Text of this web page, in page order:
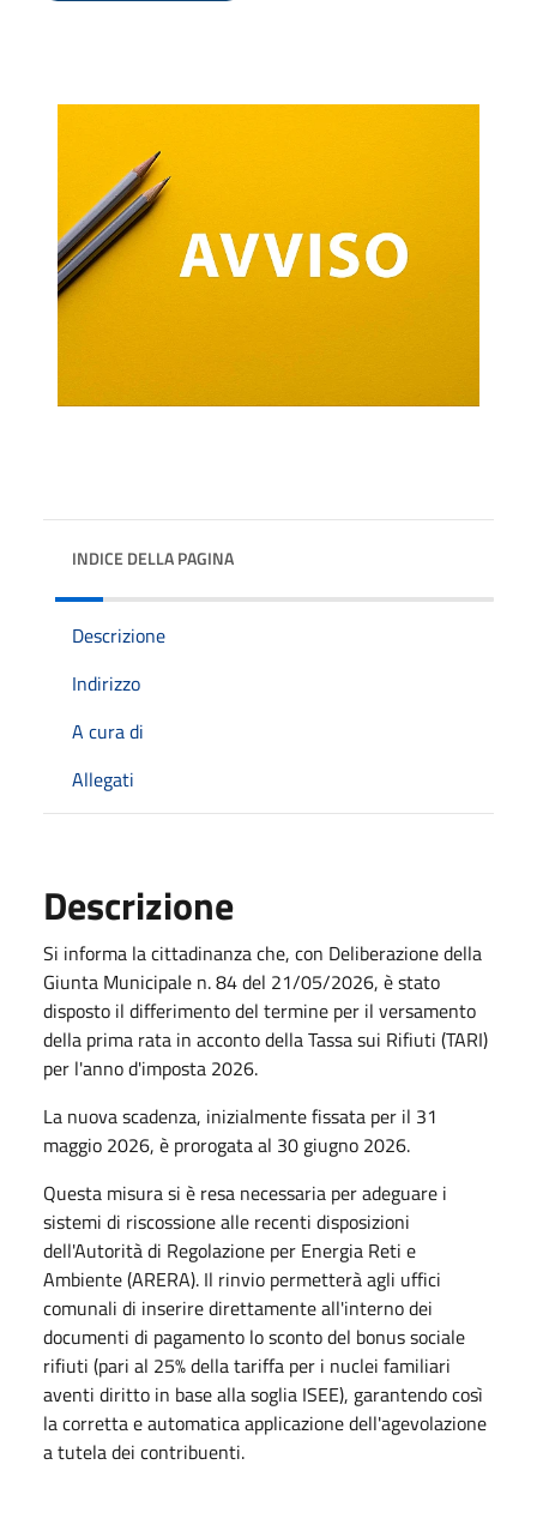
INDICE DELLA PAGINA
Descrizione
Indirizzo
A cura di
Allegati
Descrizione
Si informa la cittadinanza che, con Deliberazione della
Giunta Municipale n. 84 del 21/05/2026, è stato
disposto il differimento del termine per il versamento
della prima rata in acconto della Tassa sui Rifiuti (TARI)
per l'anno d'imposta 2026.
La nuova scadenza, inizialmente fissata per il 31
maggio 2026, è prorogata al 30 giugno 2026.
Questa misura si è resa necessaria per adeguare i
sistemi di riscossione alle recenti disposizioni
dell'Autorità di Regolazione per Energia Reti e
Ambiente (ARERA). Il rinvio permetterà agli uffici
comunali di inserire direttamente all'interno dei
documenti di pagamento lo sconto del bonus sociale
rifiuti (pari al 25% della tariffa per i nuclei familiari
aventi diritto in base alla soglia ISEE), garantendo così
la corretta e automatica applicazione dell'agevolazione
a tutela dei contribuenti.